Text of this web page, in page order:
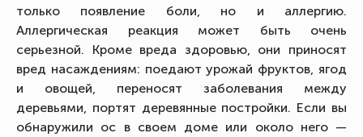
только появление боли, но и аллергию.
Аллергическая реакция может быть очень
серьезной. Кроме вреда здоровью, они приносят
вред насаждениям: поедают урожай фруктов, ягод
и овощей, переносят заболевания между
деревьями, портят деревянные постройки. Если вы
обнаружили ос в своем доме или около него —